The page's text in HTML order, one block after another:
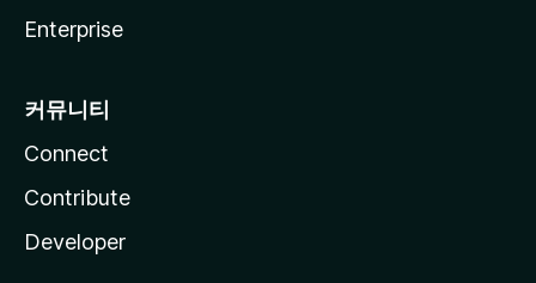
Enterprise
커뮤니티
Connect
Contribute
Developer